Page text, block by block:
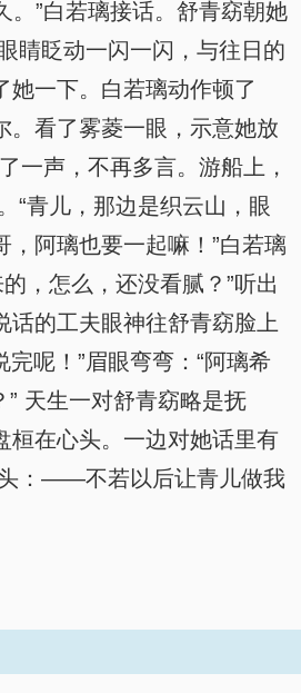
。”白若璃接话。舒青窈朝她
睛眨动一闪一闪，与往日的
她一下。白若璃动作顿了
。看了雾菱一眼，示意她放
一声，不再多言。游船上，
“青儿，那边是织云山，眼
阿璃也要一起嘛！”白若璃
，怎么，还没看腻？”听出
话的工夫眼神往舒青窈脸上
呢！”眉眼弯弯：“阿璃希
天生一对舒青窈略是抚
桓在心头。一边对她话里有
头：——不若以后让青儿做我